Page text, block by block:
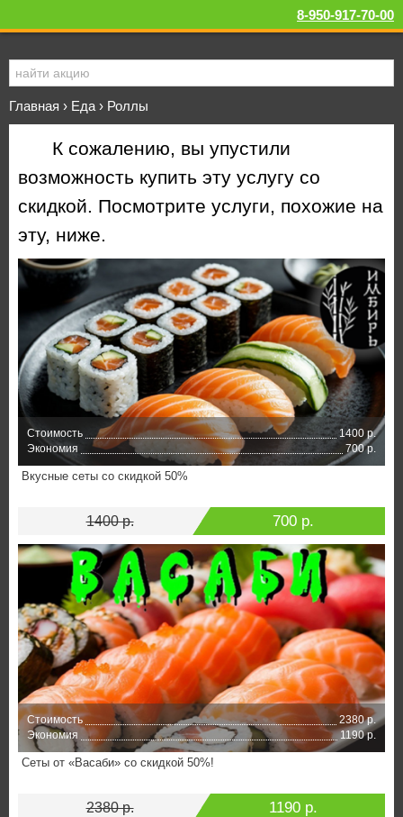
8-950-917-70-00
Главная › Еда › Роллы
К сожалению, вы упустили
возможность купить эту услугу со
скидкой. Посмотрите услуги, похожие на
эту, ниже.
Стоимость
1400 р.
Экономия
700 р.
Вкусные сеты со скидкой 50%
1400 р. 700 р.
Стоимость
2380 р.
Экономия
1190 р.
Сеты от «Васаби» со скидкой 50%!
2380 р. 1190 р.